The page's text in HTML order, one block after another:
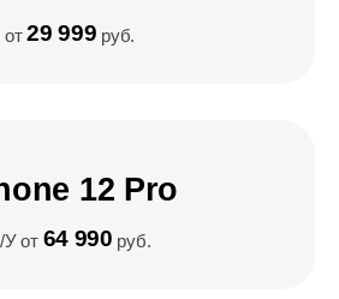
от29 999 руб.
12 Pro
У от 64 990 руб.